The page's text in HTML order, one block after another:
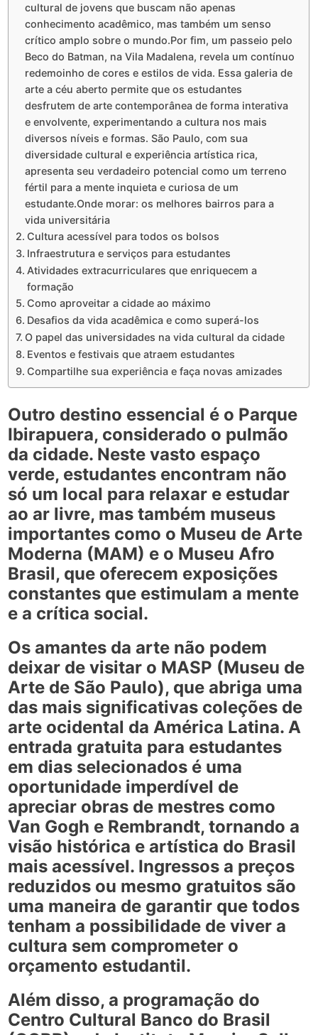
cultural de jovens que buscam não apenas
conhecimento acadêmico, mas também um senso
crítico amplo sobre o mundo.Por fim, um passeio pelo
Beco do Batman, na Vila Madalena, revela um contínuo
redemoinho de cores e estilos de vida. Essa galeria de
arte a céu aberto permite que os estudantes
desfrutem de arte contemporânea de forma interativa
e envolvente, experimentando a cultura nos mais
diversos níveis e formas. São Paulo, com sua
diversidade cultural e experiência artística rica,
apresenta seu verdadeiro potencial como um terreno
fértil para a mente inquieta e curiosa de um
estudante.Onde morar: os melhores bairros para a
vida universitária
Cultura acessível para todos os bolsos
Infraestrutura e serviços para estudantes
Atividades extracurriculares que enriquecem a
formação
Como aproveitar a cidade ao máximo
Desafios da vida acadêmica e como superá-los
O papel das universidades na vida cultural da cidade
Eventos e festivais que atraem estudantes
Compartilhe sua experiência e faça novas amizades
Outro destino essencial é o Parque
Ibirapuera, considerado o pulmão
da cidade. Neste vasto espaço
verde, estudantes encontram não
só um local para relaxar e estudar
ao ar livre, mas também museus
importantes como o Museu de Arte
Moderna (MAM) e o Museu Afro
Brasil, que oferecem exposições
constantes que estimulam a mente
e a crítica social.
Os amantes da arte não podem
deixar de visitar o MASP (Museu de
Arte de São Paulo), que abriga uma
das mais significativas coleções de
arte ocidental da América Latina. A
entrada gratuita para estudantes
em dias selecionados é uma
oportunidade imperdível de
apreciar obras de mestres como
Van Gogh e Rembrandt, tornando a
visão histórica e artística do Brasil
mais acessível. Ingressos a preços
reduzidos ou mesmo gratuitos são
uma maneira de garantir que todos
tenham a possibilidade de viver a
cultura sem comprometer o
orçamento estudantil.
Além disso, a programação do
Centro Cultural Banco do Brasil